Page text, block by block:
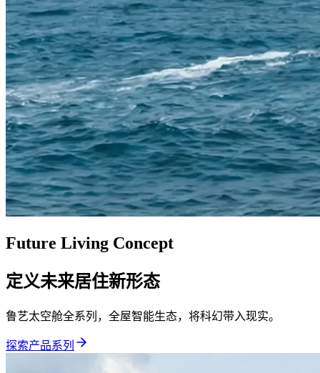
Future Living Concept
定义未来居住新形态
鲁艺太空舱全系列，全屋智能生态，将科幻带入现实。
探索产品系列